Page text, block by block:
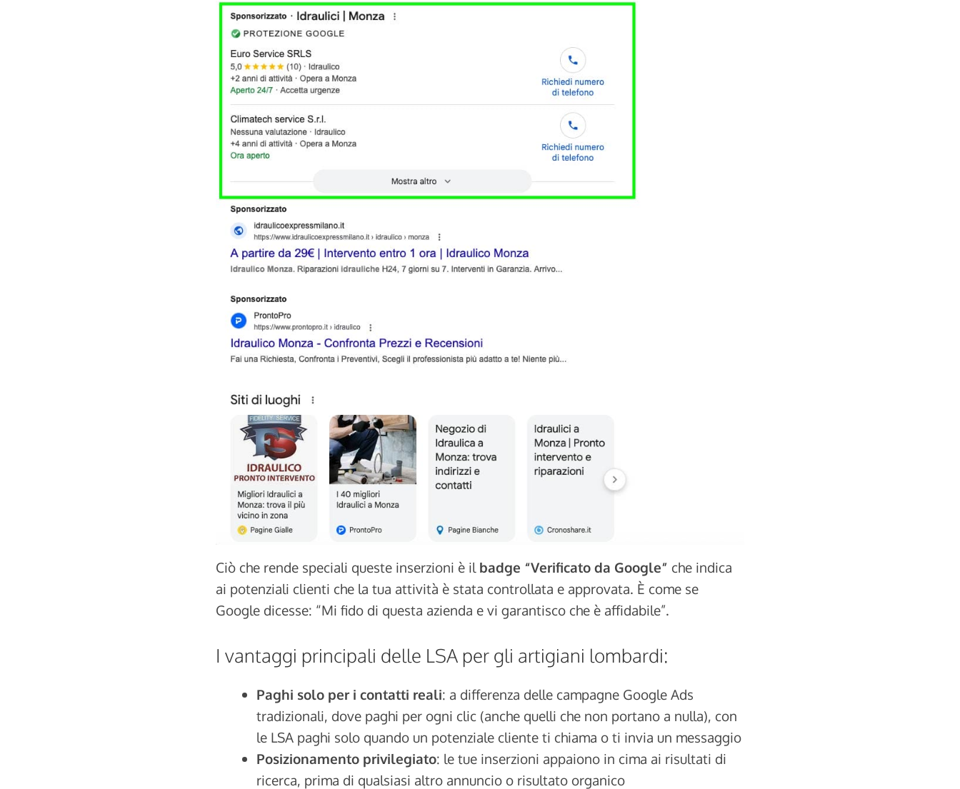
Ciò che rende speciali queste inserzioni è il badge “Verificato da Google” che indica
ai potenziali clienti che la tua attività è stata controllata e approvata. È come se
Google dicesse: “Mi fido di questa azienda e vi garantisco che è affidabile”.
I vantaggi principali delle LSA per gli artigiani lombardi:
Paghi solo per i contatti reali: a differenza delle campagne Google Ads
tradizionali, dove paghi per ogni clic (anche quelli che non portano a nulla), con
le LSA paghi solo quando un potenziale cliente ti chiama o ti invia un messaggio
Posizionamento privilegiato: le tue inserzioni appaiono in cima ai risultati di
ricerca, prima di qualsiasi altro annuncio o risultato organico